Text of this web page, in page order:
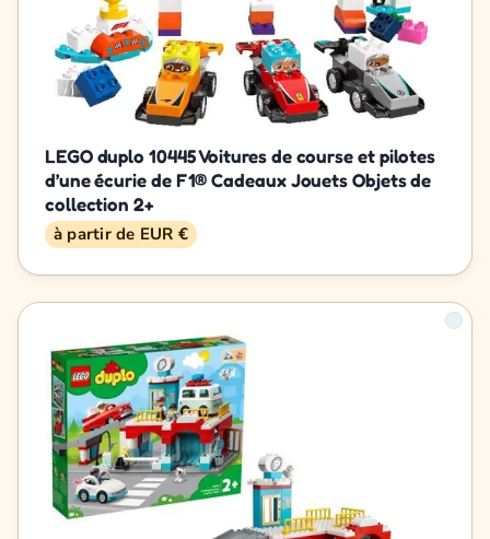
LEGO duplo 10445 Voitures de course et pilotes
d’une écurie de F1® Cadeaux Jouets Objets de
collection 2+
à partir de EUR €